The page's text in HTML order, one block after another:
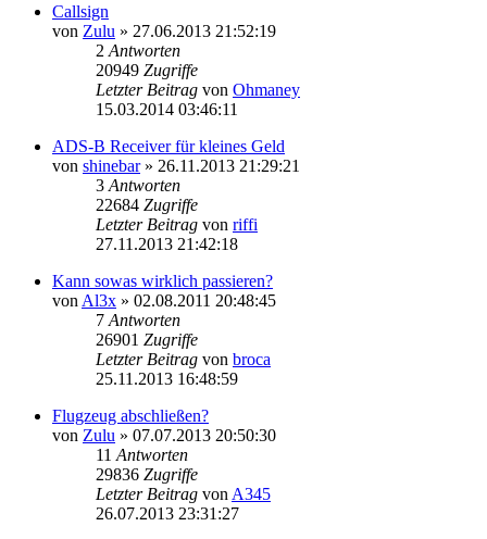
Callsign
von Zulu » 27.06.2013 21:52:19
2 Antworten
20949 Zugriffe
Letzter Beitrag von Ohmaney
15.03.2014 03:46:11
ADS-B Receiver für kleines Geld
von shinebar» 26.11.2013 21:29:21
3 Antworten
22684 Zugriffe
Letzter Beitrag von riffi
27.11.2013 21:42:18
Kann sowas wirklich passieren?
von Al3x » 02.08.2011 20:48:45
7 Antworten
26901 Zugriffe
Letzter Beitrag von broca
25.11.2013 16:48:59
Flugzeug abschließen?
von Zulu » 07.07.2013 20:50:30
11 Antworten
29836 Zugriffe
Letzter Beitrag von A345
26.07.2013 23:31:27